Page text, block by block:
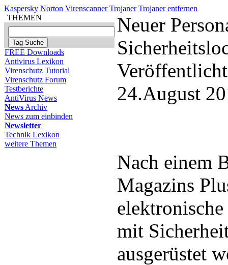
Kaspersky Norton Virenscanner Trojaner Trojaner entfernen
THEMEN
FREE Downloads
Antivirus Lexikon
Virenschutz Tutorial
Virenschutz Forum
Testberichte
AntiVirus News
News Archiv
News zum einbinden
Newsletter
Technik Lexikon
weitere Themen
Neuer
24.August
Nach einem
Magazins
elektronische
mit
ausgerüstet